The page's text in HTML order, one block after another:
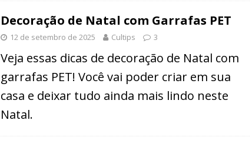
Decoração de Natal com Garrafas PET
12 de setembro de 2025 Cultips 3
Veja essas dicas de decoração de Natal com
garrafas PET! Você vai poder criar em sua
casa e deixar tudo ainda mais lindo neste
Natal.